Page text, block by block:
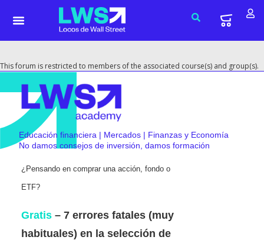
This forum is restricted to members of the associated course(s) and group(s).
Educación financiera | Mercados | Finanzas y Economía
No damos consejos de inversión, damos formación
¿Pensando en comprar una acción, fondo o
ETF?
Gratis – 7 errores fatales (muy
habituales) en la selección de